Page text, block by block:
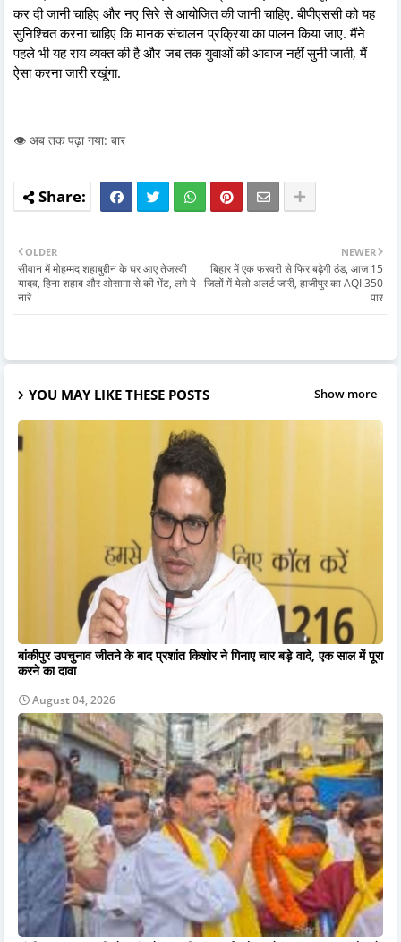
कर दी जानी चाहिए और नए सिरे से आयोजित की जानी चाहिए. बीपीएससी को यह
सुनिश्चित करना चाहिए कि मानक संचालन प्रक्रिया का पालन किया जाए. मैंने
पहले भी यह राय व्यक्त की है और जब तक युवाओं की आवाज नहीं सुनी जाती, मैं
ऐसा करना जारी रखूंगा.
👁️ अब तक पढ़ा गया: बार
NEWER
बिहार में एक फरवरी से फिर बढ़ेगी ठंड, आज 15
जिलों में येलो अलर्ट जारी, हाजीपुर का AQI 350
पार
OLDER
सीवान में मोहम्मद शहाबुद्दीन के घर आए तेजस्वी
यादव, हिना शहाब और ओसामा से की भेंट, लगे ये
नारे
YOU MAY LIKE THESE POSTS Show more
बांकीपुर उपचुनाव जीतने के बाद प्रशांत किशोर ने गिनाए चार बड़े वादे, एक साल में पूरा
करने का दावा
August 04, 2026